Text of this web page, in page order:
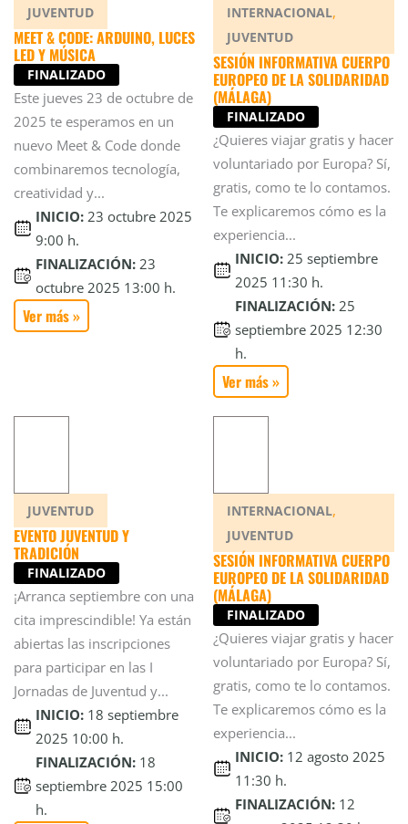
JUVENTUD
MEET & CODE: ARDUINO, LUCES
LED Y MÚSICA
FINALIZADO
Este jueves 23 de octubre de
2025 te esperamos en un
nuevo Meet & Code donde
combinaremos tecnología,
creatividad y...
INICIO: 23 octubre 2025
9:00 h.
FINALIZACIÓN: 23
octubre 2025 13:00 h.
Ver más »
INTERNACIONAL,
JUVENTUD
SESIÓN INFORMATIVA CUERPO
EUROPEO DE LA SOLIDARIDAD
(MÁLAGA)
FINALIZADO
¿Quieres viajar gratis y hacer
voluntariado por Europa? Sí,
gratis, como te lo contamos.
Te explicaremos cómo es la
experiencia...
INICIO: 25 septiembre
2025 11:30 h.
FINALIZACIÓN: 25
septiembre 2025 12:30
h.
Ver más »
JUVENTUD
EVENTO JUVENTUD Y
TRADICIÓN
FINALIZADO
¡Arranca septiembre con una
cita imprescindible! Ya están
abiertas las inscripciones
para participar en las I
Jornadas de Juventud y...
INICIO: 18 septiembre
2025 10:00 h.
FINALIZACIÓN: 18
septiembre 2025 15:00
h.
INTERNACIONAL,
JUVENTUD
SESIÓN INFORMATIVA CUERPO
EUROPEO DE LA SOLIDARIDAD
(MÁLAGA)
FINALIZADO
¿Quieres viajar gratis y hacer
voluntariado por Europa? Sí,
gratis, como te lo contamos.
Te explicaremos cómo es la
experiencia...
INICIO: 12 agosto 2025
11:30 h.
FINALIZACIÓN: 12